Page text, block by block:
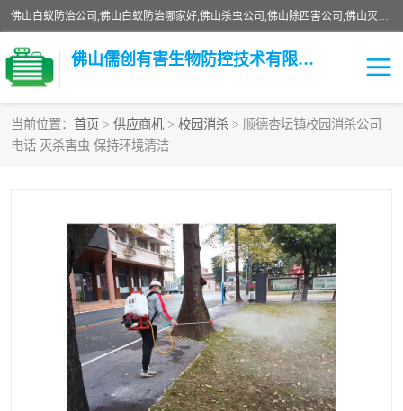
佛山白蚁防治公司,佛山白蚁防治哪家好,佛山杀虫公司,佛山除四害公司,佛山灭白蚁公司,佛山白蚁防治佛山儒创有害生物防治有限公司是一家佛山杀虫公司、佛山除四害公司、佛山灭白蚁公司、佛山白蚁防治公司，让您远离虫害困扰。要问佛山白蚁防治哪家好？佛山儒创有害生物防治有限公司全佛山、广州，正规公司，上门勘查，可靠，售后有保障。
佛山儒创有害生物防控技术有限公司
当前位置： 首页 > 供应商机 > 校园消杀 > 顺德杏坛镇校园消杀公司
电话 灭杀害虫 保持环境清洁
白蚁消杀
除四害 食堂消杀
校园消杀 园区消杀
害虫防治